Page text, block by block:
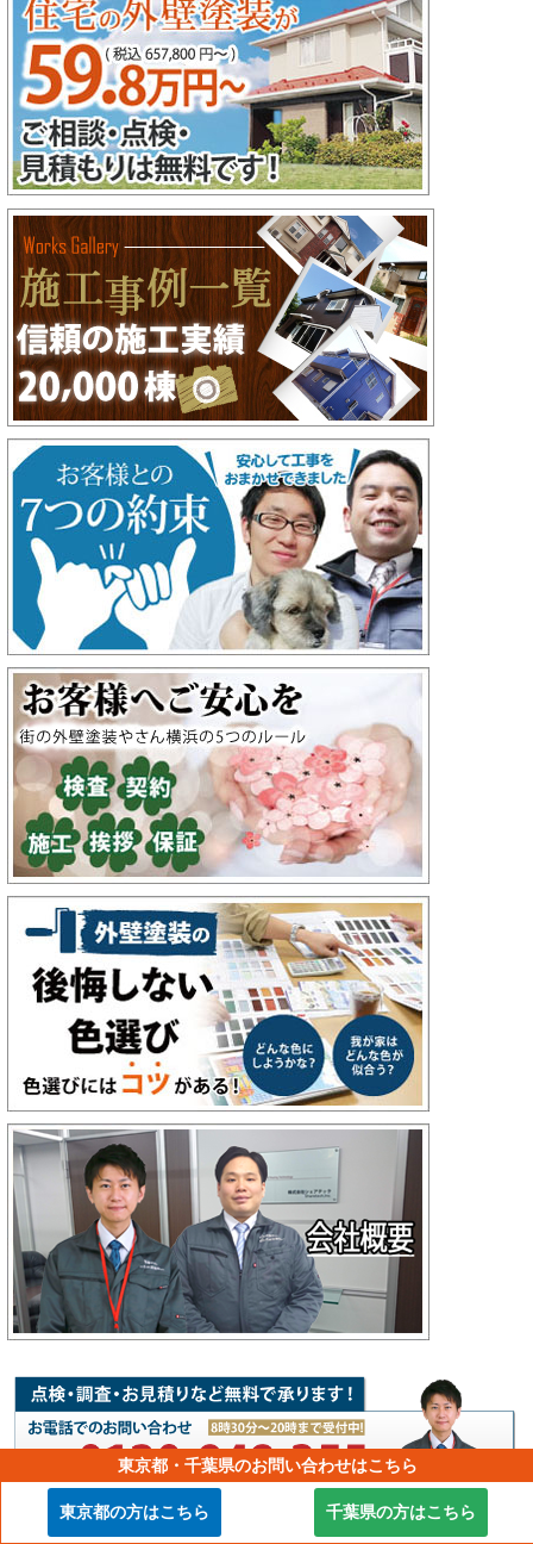
東京都・千葉県のお問い合わせはこちら
東京都の方はこちら 千葉県の方はこちら